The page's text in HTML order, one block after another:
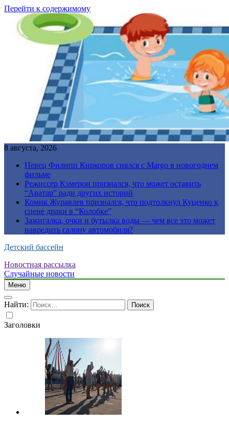
Перейти к содержимому
8 августа, 2026
Певец Филипп Киркоров снялся с Margo в новогоднем
фильме
Режиссер Кэмерон признался, что может оставить
“Аватар” ради других историй
Комик Журавлев признался, что подтолкнул Куценко к
сцене драки в “Колобке”
Зажигалка, очки и бутылка воды — чем все это может
навредить салону автомобиля?
Детский бассейн
Новостная рассылка
Случайные новости
Меню
Найти:
Заголовки